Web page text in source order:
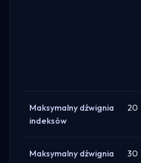
Maksymalny dźwignia
indeksów
20
Maksymalny dźwignia
30